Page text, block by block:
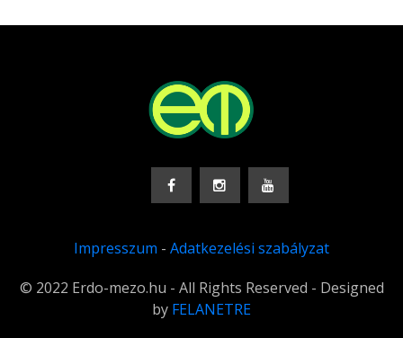
Impresszum - Adatkezelési szabályzat
© 2022 Erdo-mezo.hu - All Rights Reserved - Designed
by FELANETRE